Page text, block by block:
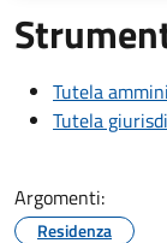
Tutela
Tutela
Argomenti:
Residenza